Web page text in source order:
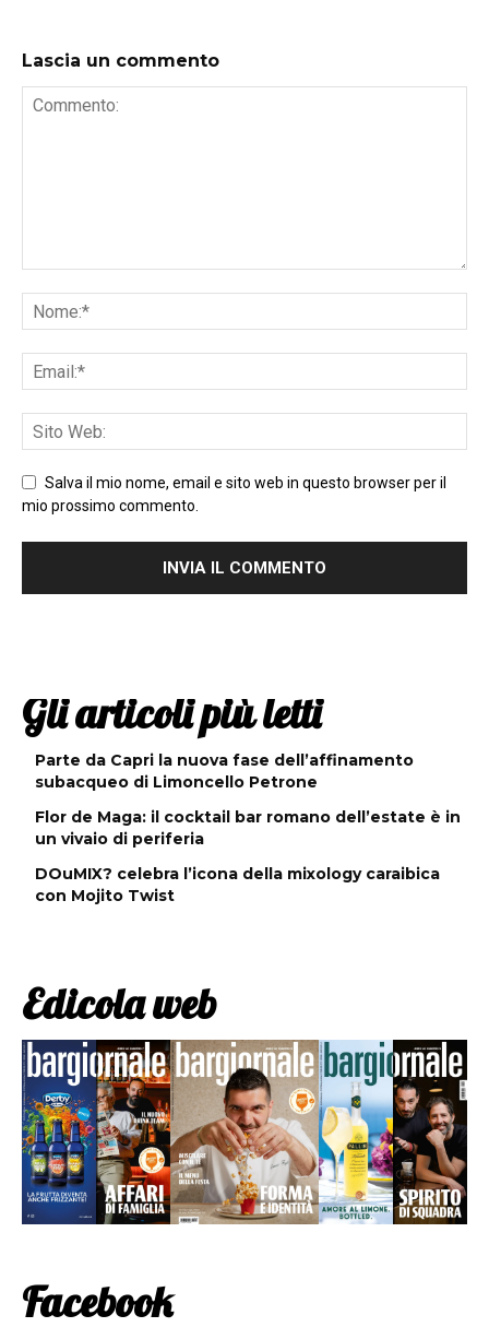
Lascia un commento
Salva il mio nome, email e sito web in questo browser per il
mio prossimo commento.
Gli articoli più letti
Parte da Capri la nuova fase dell’affinamento
subacqueo di Limoncello Petrone
Flor de Maga: il cocktail bar romano dell’estate è in
un vivaio di periferia
DOuMIX? celebra l’icona della mixology caraibica
con Mojito Twist
Edicola web
Facebook